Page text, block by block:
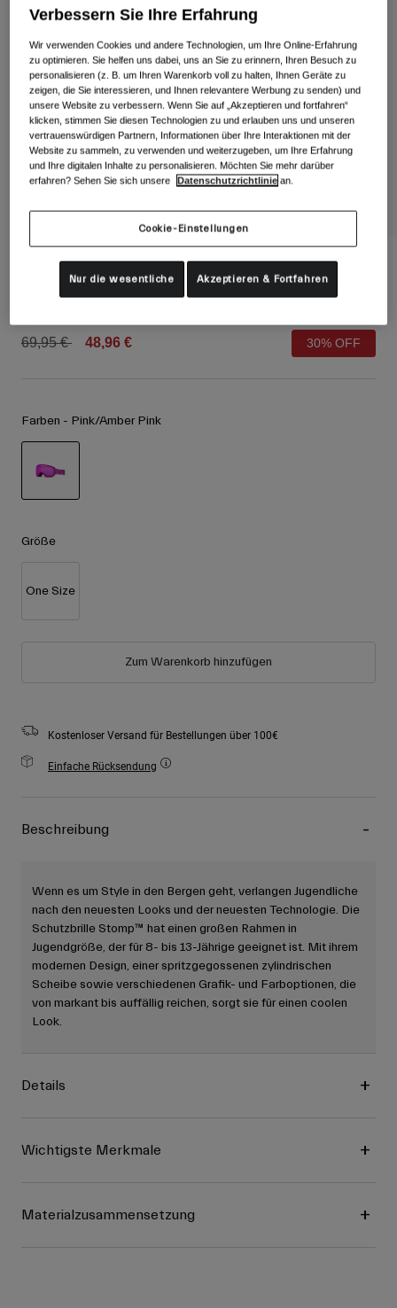
Schuhe
Rennrad Schuhe
Mountainbike Schuhe
Gravel Schuhe
Alle anzeigen
Rennrad Bekleidung
Goggles
Handschuhe
Ersatzteile
Schutzbrillen
Ski
Snowboard
Mit austauschbaren Gläsern
Alle anzeigen
Kinder
Alle anzeigen
Stomp Bloom Kinder-Schutzbrille
Artikelnr.35658
Price reduced from
69,95 €to 48,96 € 30% OFF
Farben - Pink/Amber Pink
Größe
One Size
Zum Warenkorb hinzufügen
Kostenloser Versand für Bestellungen über 100€
Einfache Rücksendung
Beschreibung
Wenn es um Style in den Bergen geht, verlangen Jugendliche
nach den neuesten Looks und der neuesten Technologie. Die
Schutzbrille Stomp™ hat einen großen Rahmen in
Jugendgröße, der für 8- bis 13-Jährige geeignet ist. Mit ihrem
modernen Design, einer spritzgegossenen zylindrischen
Scheibe sowie verschiedenen Grafik- und Farboptionen, die
von markant bis auffällig reichen, sorgt sie für einen coolen
Look.
Details
Wichtigste Merkmale
Materialzusammensetzung
Verbessern Sie Ihre Erfahrung
Wir verwenden Cookies und andere Technologien, um Ihre Online-Erfahrung
zu optimieren. Sie helfen uns dabei, uns an Sie zu erinnern, Ihren Besuch zu
personalisieren (z. B. um Ihren Warenkorb voll zu halten, Ihnen Geräte zu
zeigen, die Sie interessieren, und Ihnen relevantere Werbung zu senden) und
unsere Website zu verbessern. Wenn Sie auf „Akzeptieren und fortfahren“
klicken, stimmen Sie diesen Technologien zu und erlauben uns und unseren
vertrauenswürdigen Partnern, Informationen über Ihre Interaktionen mit der
Website zu sammeln, zu verwenden und weiterzugeben, um Ihre Erfahrung
und Ihre digitalen Inhalte zu personalisieren. Möchten Sie mehr darüber
erfahren? Sehen Sie sich unsere
Datenschutzrichtlinie an.
Cookie-Einstellungen
Nur die wesentliche Akzeptieren & Fortfahren